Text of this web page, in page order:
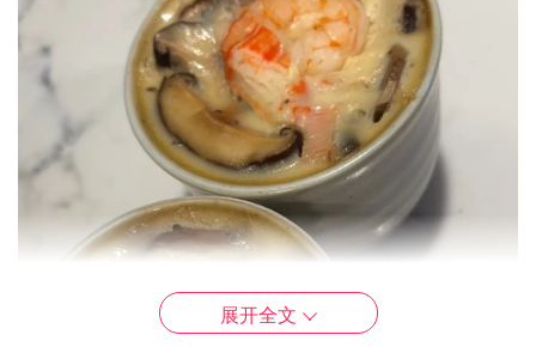
展开全文